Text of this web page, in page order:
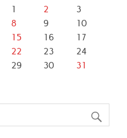
1 2
3
8 9
10
15 16
17
22 23
24
29 30
31